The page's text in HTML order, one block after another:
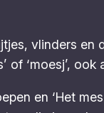
vlinders en
‘moesj’, ook
en ‘Het